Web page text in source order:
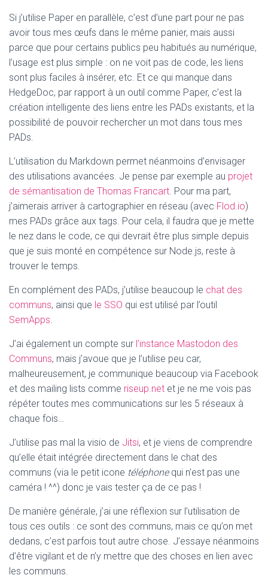
Si j’utilise Paper en parallèle, c’est d’une part pour ne pas
avoir tous mes œufs dans le même panier, mais aussi
parce que pour certains publics peu habitués au numérique,
l’usage est plus simple : on ne voit pas de code, les liens
sont plus faciles à insérer, etc. Et ce qui manque dans
HedgeDoc, par rapport à un outil comme Paper, c’est la
création intelligente des liens entre les PADs existants, et la
possibilité de pouvoir rechercher un mot dans tous mes
PADs.
L’utilisation du Markdown permet néanmoins d’envisager
des utilisations avancées. Je pense par exemple au projet
de sémantisation de Thomas Francart. Pour ma part,
j’aimerais arriver à cartographier en réseau (avec Flod.io)
mes PADs grâce aux tags. Pour cela, il faudra que je mette
le nez dans le code, ce qui devrait être plus simple depuis
que je suis monté en compétence sur Node.js, reste à
trouver le temps.
En complément des PADs, j’utilise beaucoup le chat des
communs, ainsi que le SSO qui est utilisé par l’outil
SemApps.
J’ai également un compte sur l’instance Mastodon des
Communs, mais j’avoue que je l’utilise peu car,
malheureusement, je communique beaucoup via Facebook
et des mailing lists comme riseup.net et je ne me vois pas
répéter toutes mes communications sur les 5 réseaux à
chaque fois…
J’utilise pas mal la visio de Jitsi, et je viens de comprendre
qu’elle était intégrée directement dans le chat des
communs (via le petit icone téléphonequi n’est pas une
caméra ! ^^) donc je vais tester ça de ce pas !
De manière générale, j’ai une réflexion sur l’utilisation de
tous ces outils : ce sont des communs, mais ce qu’on met
dedans, c’est parfois tout autre chose. J’essaye néanmoins
d’être vigilant et de n’y mettre que des choses en lien avec
les communs.